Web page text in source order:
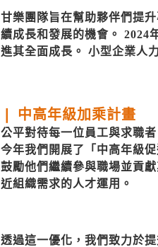
甘樂團隊旨在幫助夥伴們提
續成長和發展的機會。 2024
進其全面成長。 小型企業人
❘ 中高年級加乘計畫
公平對待每一位員工與求職
今年我們開展了「中高年級
鼓勵他們繼續參與職場並貢
近組織需求的人才運用。
透過這一優化，我們致力於